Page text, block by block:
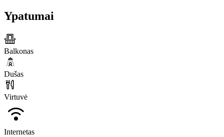
Ypatumai
Balkonas
Dušas
Virtuvė
Internetas